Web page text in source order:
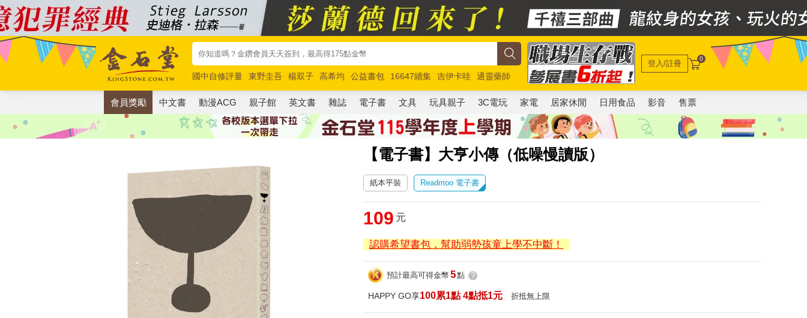
國中自修評量 東野圭吾 楊双子 高希均 公益書包 16647續集 吉伊卡哇
通靈藥師
唯紅花綻放
奧德賽 路邊攤新作 馬斯克 玩具總動員5 超慢跑
登入/註冊 0
會員獎勵 中文書 動漫ACG 親子館 英文書 雜誌 電子書 文具 玩具親子 3C電玩 家電 居家休閒 日用食品 影音 售票
【電子書】大亨小傳（低噪慢讀版）
紙本平裝 Readmoo 電子書
109 元
認購希望書包，幫助弱勢孩童上學不中斷！
預計最高可得金幣 5點 ?
HAPPY GO享100累1點 4點抵1元 折抵無上限